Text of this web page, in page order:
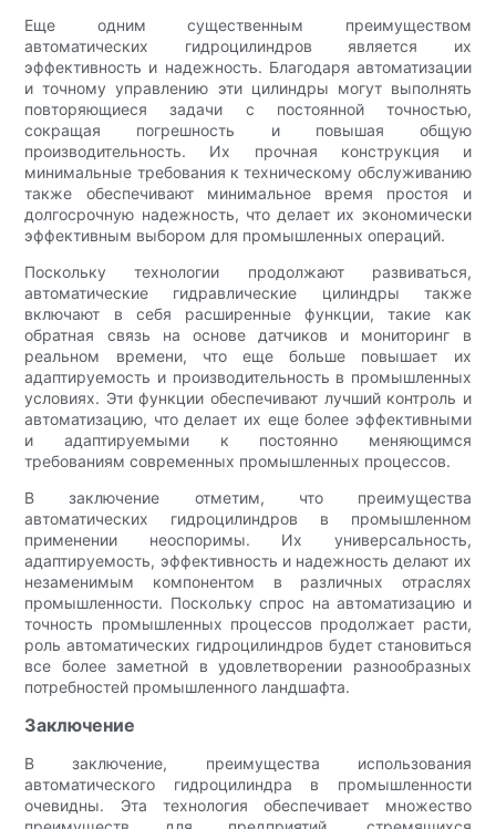
Еще одним существенным преимуществом
автоматических гидроцилиндров является их
эффективность и надежность. Благодаря автоматизации
и точному управлению эти цилиндры могут выполнять
повторяющиеся задачи с постоянной точностью,
сокращая погрешность и повышая общую
производительность. Их прочная конструкция и
минимальные требования к техническому обслуживанию
также обеспечивают минимальное время простоя и
долгосрочную надежность, что делает их экономически
эффективным выбором для промышленных операций.
Поскольку технологии продолжают развиваться,
автоматические гидравлические цилиндры также
включают в себя расширенные функции, такие как
обратная связь на основе датчиков и мониторинг в
реальном времени, что еще больше повышает их
адаптируемость и производительность в промышленных
условиях. Эти функции обеспечивают лучший контроль и
автоматизацию, что делает их еще более эффективными
и адаптируемыми к постоянно меняющимся
требованиям современных промышленных процессов.
В заключение отметим, что преимущества
автоматических гидроцилиндров в промышленном
применении неоспоримы. Их универсальность,
адаптируемость, эффективность и надежность делают их
незаменимым компонентом в различных отраслях
промышленности. Поскольку спрос на автоматизацию и
точность промышленных процессов продолжает расти,
роль автоматических гидроцилиндров будет становиться
все более заметной в удовлетворении разнообразных
потребностей промышленного ландшафта.
Заключение
В заключение, преимущества использования
автоматического гидроцилиндра в промышленности
очевидны. Эта технология обеспечивает множество